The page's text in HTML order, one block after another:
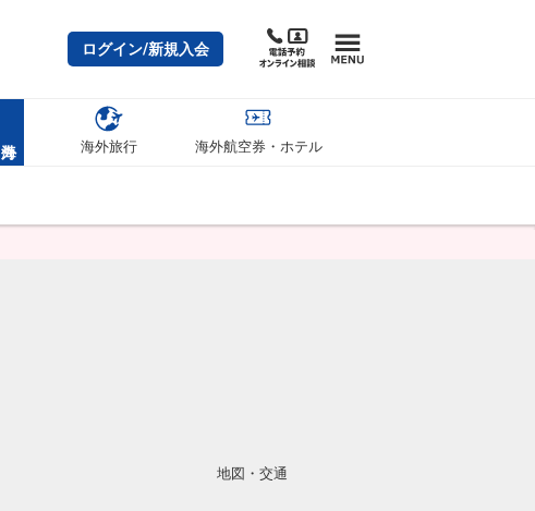
ログイン/新規入会
海外旅行 海外航空券・ホテル
地図・交通